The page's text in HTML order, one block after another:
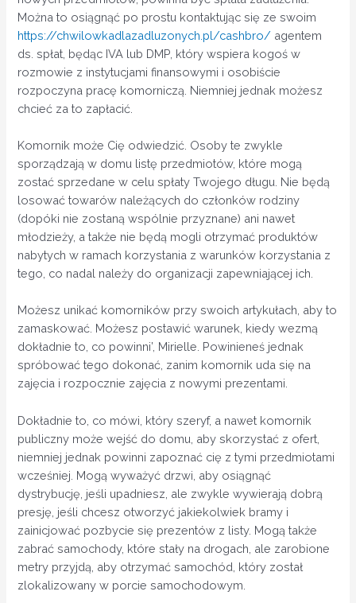
Można to osiągnąć po prostu kontaktując się ze swoim
https://chwilowkadlazadluzonych.pl/cashbro/ agentem
ds. spłat, będąc IVA lub DMP, który wspiera kogoś w
rozmowie z instytucjami finansowymi i osobiście
rozpoczyna pracę komorniczą. Niemniej jednak możesz
chcieć za to zapłacić.
Komornik może Cię odwiedzić. Osoby te zwykle
sporządzają w domu listę przedmiotów, które mogą
zostać sprzedane w celu spłaty Twojego długu. Nie będą
losować towarów należących do członków rodziny
(dopóki nie zostaną wspólnie przyznane) ani nawet
młodzieży, a także nie będą mogli otrzymać produktów
nabytych w ramach korzystania z warunków korzystania z
tego, co nadal należy do organizacji zapewniającej ich.
Możesz unikać komorników przy swoich artykułach, aby to
zamaskować. Możesz postawić warunek, kiedy wezmą
dokładnie to, co powinni’, Mirielle. Powinieneś jednak
spróbować tego dokonać, zanim komornik uda się na
zajęcia i rozpocznie zajęcia z nowymi prezentami.
Dokładnie to, co mówi, który szeryf, a nawet komornik
publiczny może wejść do domu, aby skorzystać z ofert,
niemniej jednak powinni zapoznać cię z tymi przedmiotami
wcześniej. Mogą wyważyć drzwi, aby osiągnąć
dystrybucję, jeśli upadniesz, ale zwykle wywierają dobrą
presję, jeśli chcesz otworzyć jakiekolwiek bramy i
zainicjować pozbycie się prezentów z listy. Mogą także
zabrać samochody, które stały na drogach, ale zarobione
metry przyjdą, aby otrzymać samochód, który został
zlokalizowany w porcie samochodowym.